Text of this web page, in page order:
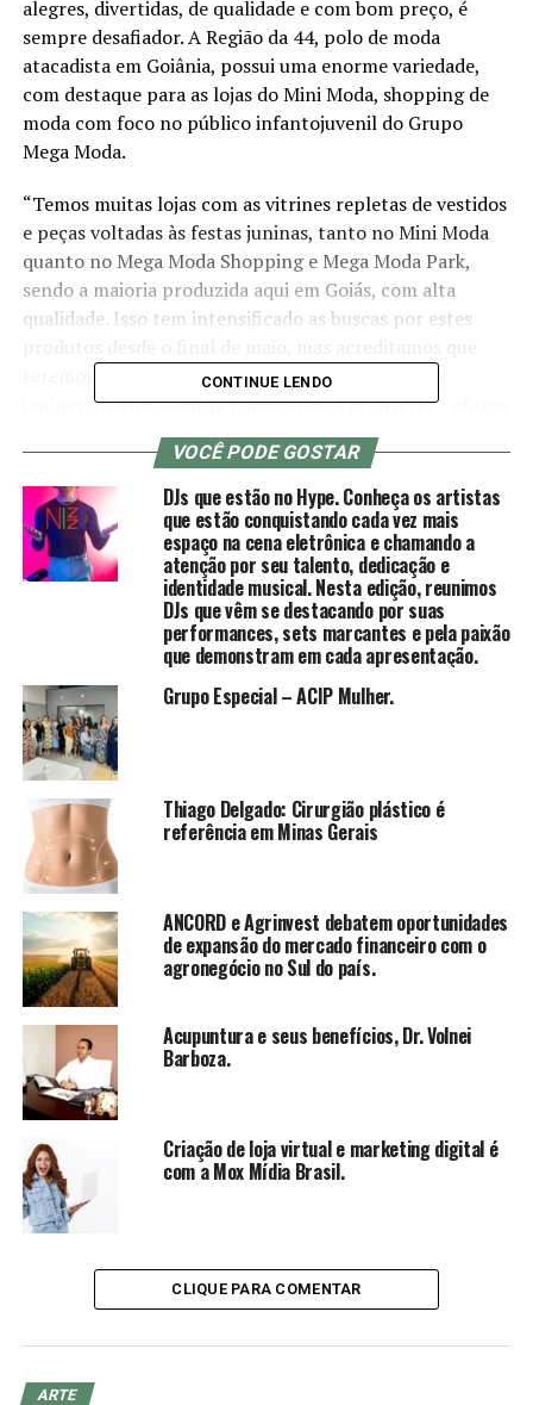
alegres, divertidas, de qualidade e com bom preço, é
sempre desafiador. A Região da 44, polo de moda
atacadista em Goiânia, possui uma enorme variedade,
com destaque para as lojas do Mini Moda, shopping de
moda com foco no público infantojuvenil do Grupo
Mega Moda.
“Temos muitas lojas com as vitrines repletas de vestidos
e peças voltadas às festas juninas, tanto no Mini Moda
quanto no Mega Moda Shopping e Mega Moda Park,
sendo a maioria produzida aqui em Goiás, com alta
qualidade. Isso tem intensificado as buscas por estes
teremos ainda um alto pico na véspera das festas
juninas infantis – que já começaram a acontecer”, afirma
Tássia Carvalho, Gerente de Marketing do Grupo Mega
Moda.
A expectativa do Grupo é que as vendas superem em
30% o ano de 2022, quando já os números já haviam se
equiparado aos de antes da pandemia.
Confira as opções juninas:
(@meninasapecamegamoda) A loja
oferece uma grande diversidade de laços de chapéus
estilizados para meninas.
CONTINUE LENDO
VOCÊ PODE GOSTAR
DJs que estão no Hype. Conheça os artistas
que estão conquistando cada vez mais
espaço na cena eletrônica e chamando a
atenção por seu talento, dedicação e
identidade musical. Nesta edição, reunimos
DJs que vêm se destacando por suas
performances, sets marcantes e pela paixão
que demonstram em cada apresentação.
Grupo Especial – ACIP Mulher.
Thiago Delgado: Cirurgião plástico é
referência em Minas Gerais
ANCORD e Agrinvest debatem oportunidades
de expansão do mercado financeiro com o
agronegócio no Sul do país.
Acupuntura e seus benefícios, Dr. Volnei
Barboza.
Criação de loja virtual e marketing digital é
com a Mox Mídia Brasil.
CLIQUE PARA COMENTAR
ARTE